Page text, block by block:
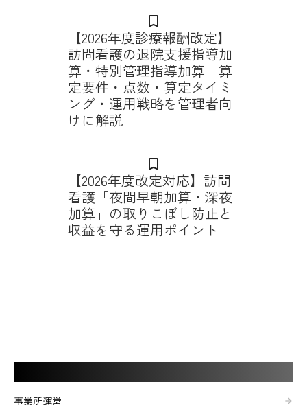
bookmark_border
【2026年度診療報酬改定】
訪問看護の退院支援指導加
算・特別管理指導加算｜算
定要件・点数・算定タイミ
ング・運用戦略を管理者向
けに解説
bookmark_border
【2026年度改定対応】訪問
看護「夜間早朝加算・深夜
加算」の取りこぼし防止と
収益を守る運用ポイント
事業所運営 arrow_forward